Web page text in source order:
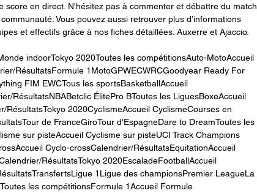
score en direct. N'hésitez pas à commenter et débattre du match
Vous pouvez aussi retrouver plus d’informations
et effectifs grâce à nos fiches détaillées: Auxerre et Ajaccio.
indoorTokyo 2020Toutes les compétitionsAuto-MotoAccueil
RésultatsFormule 1MotoGPWECWRCGoodyear Ready For
FIM EWCTous les sportsBasketballAccueil
RésultatsNBABetclic ÉlitePro BToutes les LiguesBoxeAccueil
RésultatsTokyo 2020CyclismeAccueil CyclismeCourses en
de FranceGiroTour d'EspagneDare to DreamToutes les
sur pisteAccueil Cyclisme sur pisteUCI Track Champions
Cyclo-crossCalendrier/RésultatsEquitationAccueil
RésultatsTokyo 2020EscaladeFootballAccueil
1Ligue des championsPremier LeagueLa
les compétitionsFormule 1Accueil Formule